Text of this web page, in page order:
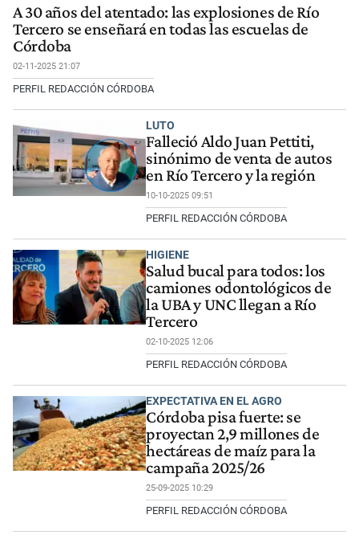
A 30 años del atentado: las explosiones de Río
Tercero se enseñará en todas las escuelas de
Córdoba
02-11-2025 21:07
PERFIL REDACCIÓN CÓRDOBA
LUTO
Falleció Aldo Juan Pettiti,
sinónimo de venta de autos
en Río Tercero y la región
10-10-2025 09:51
PERFIL REDACCIÓN CÓRDOBA
HIGIENE
Salud bucal para todos: los
camiones odontológicos de
la UBA y UNC llegan a Río
Tercero
02-10-2025 12:06
PERFIL REDACCIÓN CÓRDOBA
EXPECTATIVA EN EL AGRO
Córdoba pisa fuerte: se
proyectan 2,9 millones de
hectáreas de maíz para la
campaña 2025/26
25-09-2025 10:29
PERFIL REDACCIÓN CÓRDOBA